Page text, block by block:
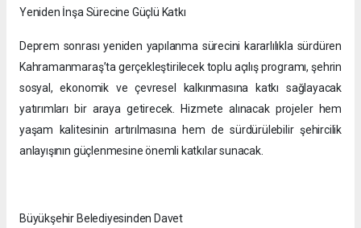
Yeniden İnşa Sürecine Güçlü Katkı
Deprem sonrası yeniden yapılanma sürecini kararlılıkla sürdüren
Kahramanmaraş’ta gerçekleştirilecek toplu açılış programı, şehrin
sosyal, ekonomik ve çevresel kalkınmasına katkı sağlayacak
yatırımları bir araya getirecek. Hizmete alınacak projeler hem
yaşam kalitesinin artırılmasına hem de sürdürülebilir şehircilik
anlayışının güçlenmesine önemli katkılar sunacak.
Büyükşehir Belediyesinden Davet